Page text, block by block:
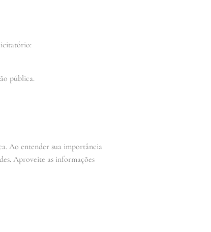
pública.
Ao entender sua importância
Aproveite as informações